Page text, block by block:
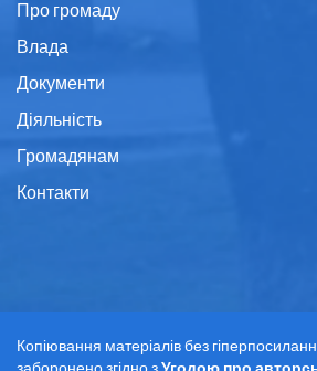
Про громаду
Влада
Документи
Діяльність
Громадянам
Контакти
Копіювання матеріалів без
заборонено згідно зУгодою про